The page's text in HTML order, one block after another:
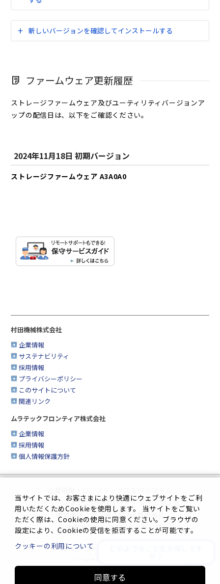
新しいバージョンを確認してインストールする
ファームウェア更新履歴
ストレージファームウェア及びユーティリティバージョンア
ップの配信日は、以下をご確認ください。
2024年11月18日 初期バージョン
ストレージファームウェア A3A0A0
村田機械株式会社
企業情報
サステナビリティ
採用情報
プライバシーポリシー
このサイトについて
関連リンク
ムラテックフロンティア株式会社
企業情報
採用情報
個人情報保護方針
クリーンFA | 工作機械 | シートメタル加工機
繊維機械
| 複合機＆FAX・情報機器
生産管理システム | サイトマップ
プライバシーポリシー
Innovation. Mark the turning point.
当サイトでは、お客さまにより快適にウェブサイトをご利
用いただくためCookieを使用します。 当サイトをご覧い
ただく際は、Cookieの使用に同意ください。ブラウザの
設定により、Cookieの受信を拒否することが可能です。
クッキーの利用について
同意する